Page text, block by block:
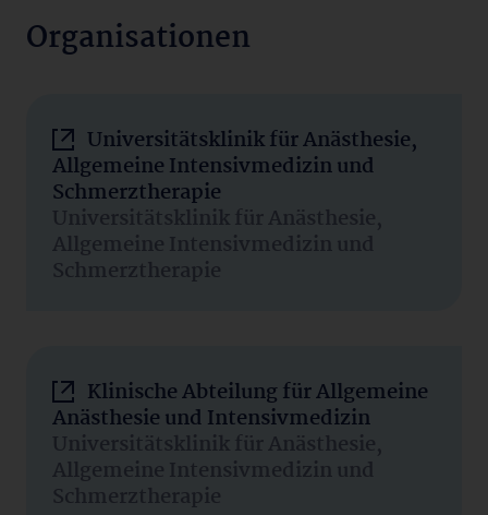
Organisationen
Universitätsklinik für Anästhesie,
Allgemeine Intensivmedizin und
Schmerztherapie
Universitätsklinik für Anästhesie,
Allgemeine Intensivmedizin und
Schmerztherapie
Klinische Abteilung für Allgemeine
Anästhesie und Intensivmedizin
Universitätsklinik für Anästhesie,
Allgemeine Intensivmedizin und
Schmerztherapie